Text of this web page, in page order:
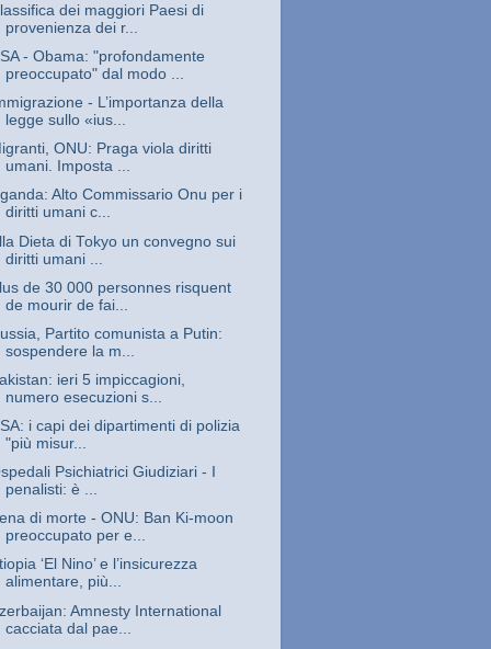
dei maggiori Paesi di
provenienza dei r...
- Obama: "profondamente
preoccupato" dal modo ...
- L’importanza della
legge sullo «ius...
ONU: Praga viola diritti
umani. Imposta ...
Alto Commissario Onu per i
diritti umani c...
Dieta di Tokyo un convegno sui
diritti umani ...
de 30 000 personnes risquent
de mourir de fai...
Partito comunista a Putin:
sospendere la m...
ieri 5 impiccagioni,
numero esecuzioni s...
i capi dei dipartimenti di polizia
"più misur...
Psichiatrici Giudiziari - I
penalisti: è ...
di morte - ONU: Ban Ki-moon
preoccupato per e...
‘El Nino’ e l’insicurezza
alimentare, più...
Amnesty International
cacciata dal pae...